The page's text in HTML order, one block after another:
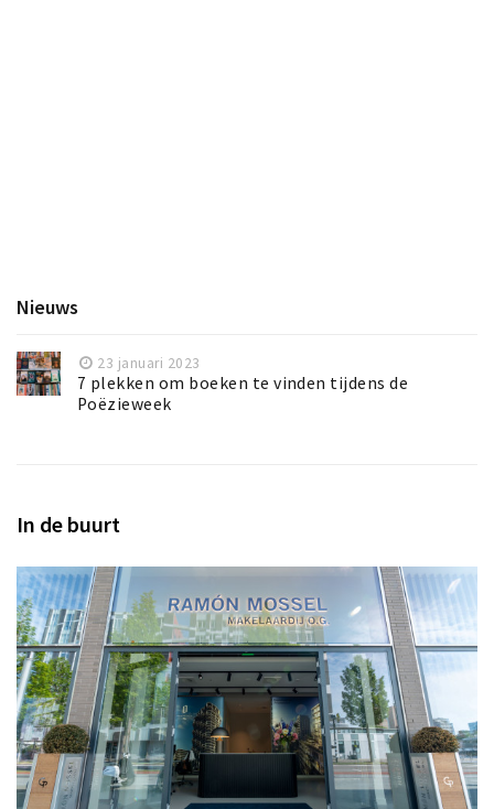
Nieuws
23 januari 2023
7 plekken om boeken te vinden tijdens de
Poëzieweek
In de buurt